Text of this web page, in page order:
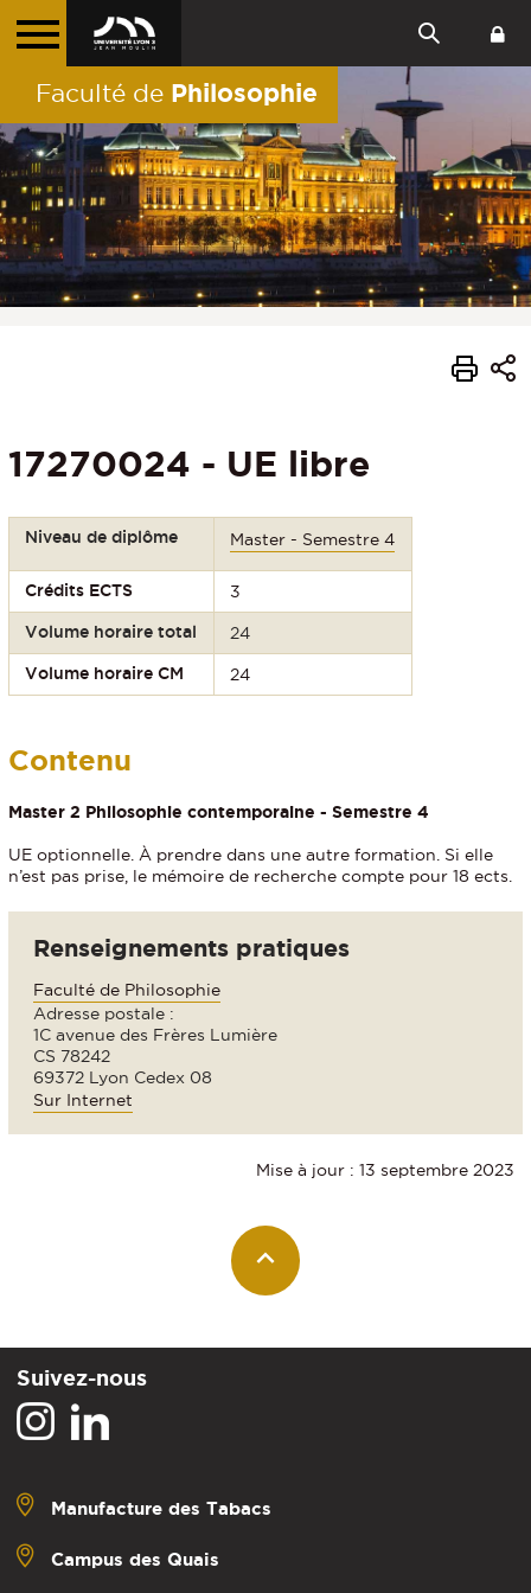
Faculté de Philosophie
17270024 - UE libre
Niveau de diplôme Master - Semestre 4
Crédits ECTS 3
Volume horaire total 24
Volume horaire CM 24
Contenu
Master 2 Philosophie contemporaine - Semestre 4
UE optionnelle. À prendre dans une autre formation. Si elle
n’est pas prise, le mémoire de recherche compte pour 18 ects.
Renseignements pratiques
Faculté de Philosophie
Adresse postale :
1C avenue des Frères Lumière
CS 78242
69372 Lyon Cedex 08
Sur Internet
Mise à jour : 13 septembre 2023
Suivez-nous
Manufacture des Tabacs
Campus des Quais